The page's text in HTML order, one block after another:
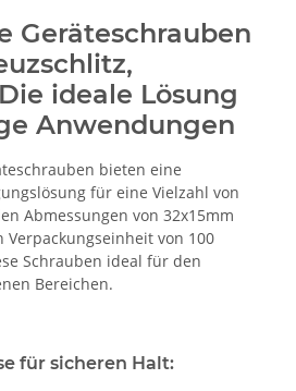
Geräteschrauben
ideale Lösung
Anwendungen
bieten eine
für eine Vielzahl von
Abmessungen von 32x15mm
von 100
Schrauben ideal für den
Bereichen.
für sicheren Halt: